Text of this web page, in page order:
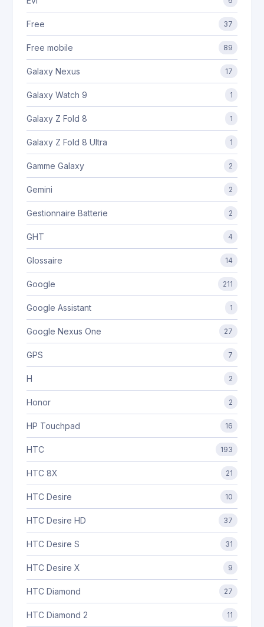
Free 37
Free mobile 89
Galaxy Nexus 17
Galaxy Watch 9 1
Galaxy Z Fold 8 1
Galaxy Z Fold 8 Ultra 1
Gamme Galaxy 2
Gemini 2
Gestionnaire Batterie 2
GHT 4
Glossaire 14
Google 211
Google Assistant 1
Google Nexus One 27
GPS 7
H 2
Honor 2
HP Touchpad 16
HTC 193
HTC 8X 21
HTC Desire 10
HTC Desire HD 37
HTC Desire S 31
HTC Desire X 9
HTC Diamond 27
HTC Diamond 2 11